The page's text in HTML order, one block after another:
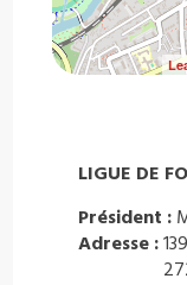
LIGUE DE
Président :
Adresse :